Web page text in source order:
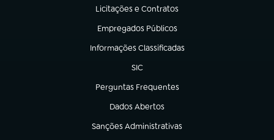
Licitações e Contratos
(abre em nova aba)
Empregados Públicos
(abre em nova aba)
Informações Classificadas
(abre em nova aba)
SIC
(abre em nova aba)
Perguntas Frequentes
(abre em nova aba)
Dados Abertos
(abre em nova aba)
Sanções Administrativas
(abre em nova aba)